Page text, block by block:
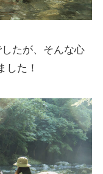
たが、そんな心
した！